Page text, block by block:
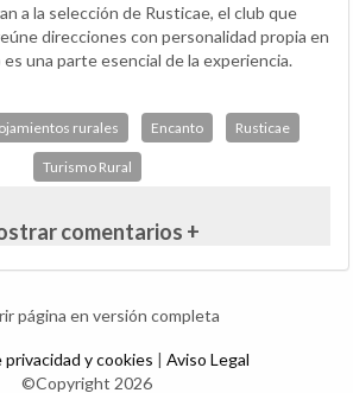
a la selección de Rusticae, el club que
direcciones con personalidad propia en
una parte esencial de la experiencia.
rurales Encanto Rusticae
Turismo Rural
comentarios +
página en versión completa
privacidad y cookies | Aviso Legal
©Copyright 2026